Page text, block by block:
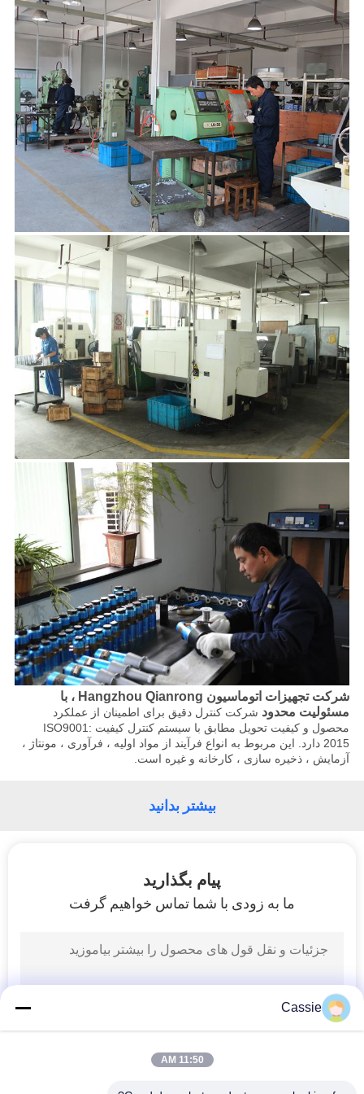
کنترل
کیفیت
ما
تماس
بگیرید
اخبار
موارد
درخواست
قیمت
نقشه
سایت
حفظ
حریم
خصوصی
شرکت تجهیزات اتوماسیون Hangzhou Qianrong ، با
مسئولیت محدود شرکت کنترل دقیق برای اطمینان از عملکرد
محصول و کیفیت تحویل مطابق با سیستم کنترل کیفیت ISO9001:
2015 دارد.
این مربوط به انواع فرآیند از مواد اولیه ، فرآوری ، مونتاژ ،
آزمایش ، ذخیره سازی ، کارخانه و غیره است.
بیشتر بدانید
پیام بگذارید
ما به زودی با شما تماس خواهیم گرفت
Cassie
11:50 AM